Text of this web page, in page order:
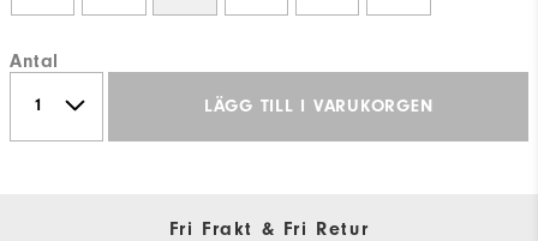
Antal
LÄGG TILL I VARUKORGEN
Fri Frakt & Fri Retur